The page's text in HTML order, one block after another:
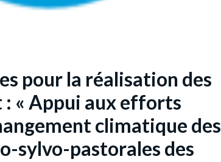
pour la réalisation des
« Appui aux efforts
climatique des
sylvo-pastorales des